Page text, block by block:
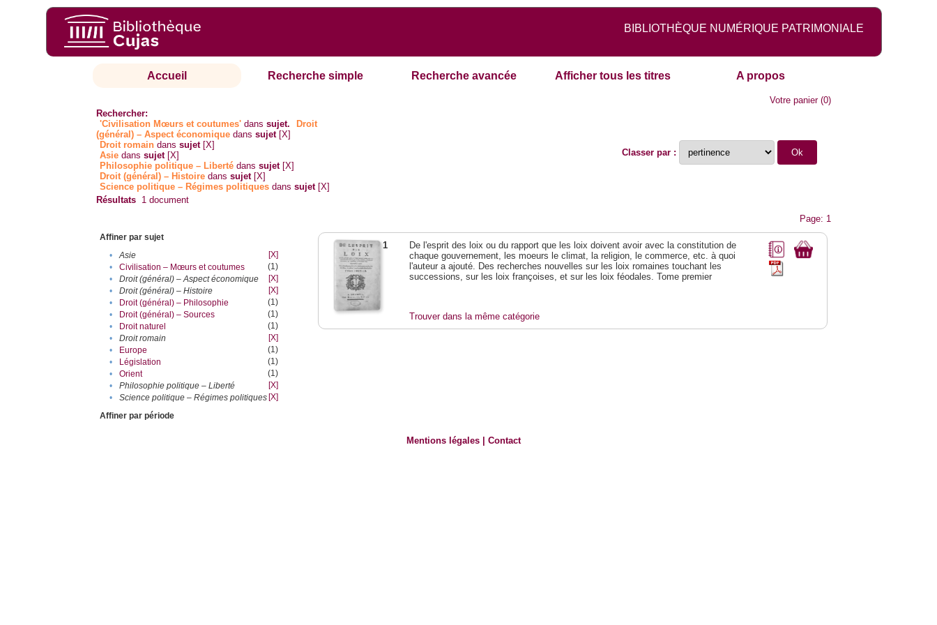
BIBLIOTHÈQUE NUMÉRIQUE PATRIMONIALE
Accueil Recherche simple Recherche avancée Afficher tous les titres A propos
Votre panier(0)
Rechercher:
'Civilisation Mœurs et coutumes' danssujet.
Droit
(général) – Aspect économique danssujet [X]
Droit romain danssujet [X]
Asie danssujet [X]
Philosophie politique – Liberté danssujet [X]
Droit (général) – Histoire danssujet [X]
Science politique – Régimes politiques danssujet [X]
Classer par :
Résultats 1 document
Page: 1
Affiner par sujet
•
Asie
[X]
•
Civilisation – Mœurs et coutumes
(1)
•
Droit (général) – Aspect économique
[X]
•
Droit (général) – Histoire
[X]
•
Droit (général) – Philosophie
(1)
•
Droit (général) – Sources
(1)
•
Droit naturel
(1)
•
Droit romain
[X]
•
Europe
(1)
•
Législation
(1)
•
Orient
(1)
•
Philosophie politique – Liberté
[X]
•
Science politique – Régimes politiques [X]
Affiner par période
1
De l'esprit des loix ou du rapport que les loix doivent avoir avec la constitution de
chaque gouvernement, les moeurs le climat, la religion, le commerce, etc. à quoi
l'auteur a ajouté. Des recherches nouvelles sur les loix romaines touchant les
successions, sur les loix françoises, et sur les loix féodales. Tome premier
Trouver dans la même catégorie
Mentions légales |Contact